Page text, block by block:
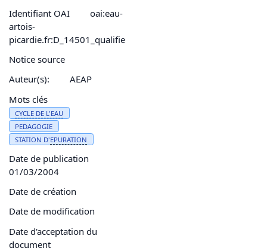
Identifiant OAI
oai:eau-
artois-
picardie.fr:D_14501_qualifie
Notice source
Auteur(s):
AEAP
Mots clés
CYCLE DE L'EAU
PEDAGOGIE
STATION D'EPURATION
Date de publication
01/03/2004
Date de création
Date de modification
Date d'acceptation du
document